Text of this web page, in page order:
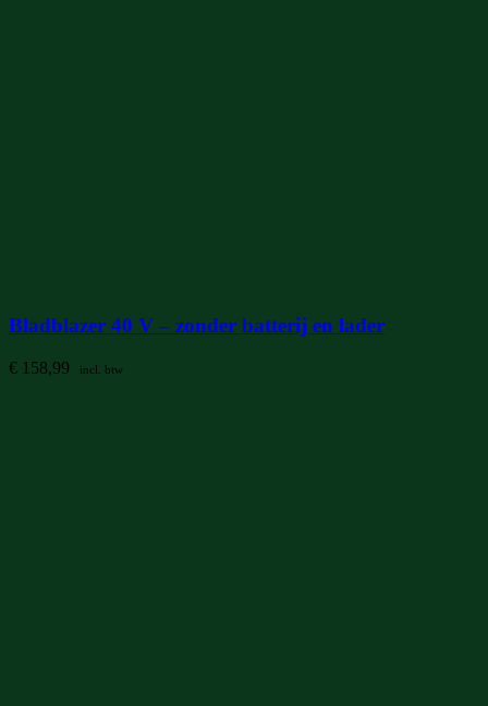
Bladblazer 40 V – zonder batterij en lader
€ 158,99 incl. btw